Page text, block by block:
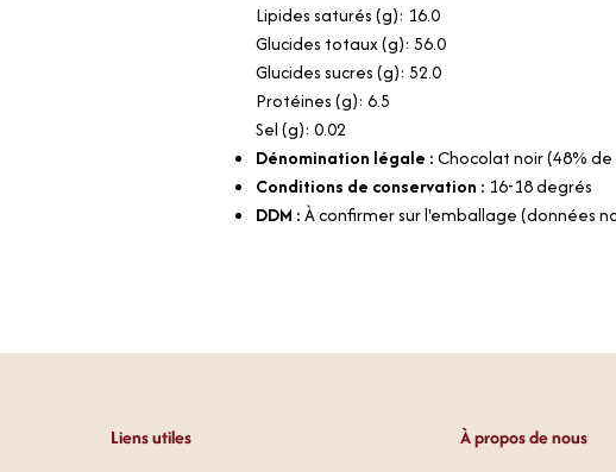
Lipides saturés (g): 16.0
Glucides totaux (g): 56.0
Glucides sucres (g): 52.0
Protéines (g): 6.5
Sel (g): 0.02
Dénomination légale :Chocolat noir (48%
Conditions de conservation : 16-18 degrés
DDM :À confirmer sur l'emballage (données
Liens utiles À propos de nous